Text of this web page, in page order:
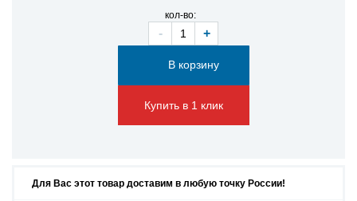
кол-во:
- +
Купить в 1 клик
Для Вас этот товар доставим в любую точку России!